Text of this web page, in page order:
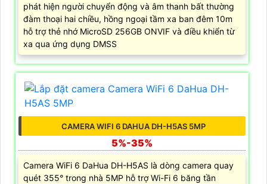
phát hiện người chuyển động và âm thanh bất thường
đàm thoại hai chiều, hồng ngoại tầm xa ban đêm 10m
hỗ trợ thẻ nhớ MicroSD 256GB ONVIF và điều khiển từ
xa qua ứng dụng DMSS
CAMERA WIFI 6 DAHUA DH-H5AS 5MP
5%-35%
Camera WiFi 6 DaHua DH-H5AS là dòng camera quay
quét 355° trong nhà 5MP hỗ trợ Wi-Fi 6 băng tần